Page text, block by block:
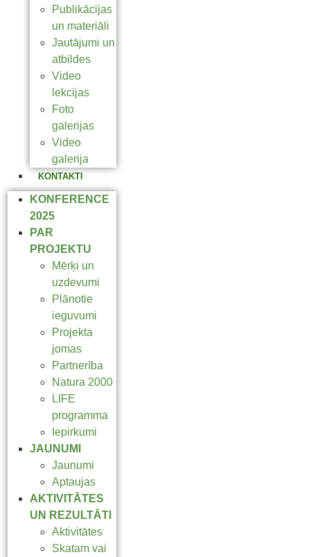
Publikācijas
un materiāli
Jautājumi un
atbildes
Video
lekcijas
Foto
galerijas
Video
galerija
KONTAKTI
KONFERENCE
2025
PAR
PROJEKTU
Mērķi un
uzdevumi
Plānotie
ieguvumi
Projekta
jomas
Partnerība
Natura 2000
LIFE
programma
Iepirkumi
JAUNUMI
Jaunumi
Aptaujas
AKTIVITĀTES
UN REZULTĀTI
Aktivitātes
Skatam vai